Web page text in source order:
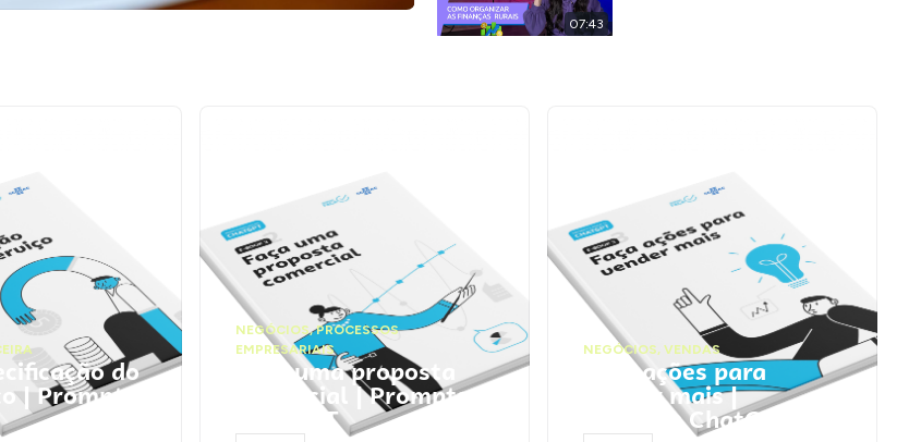
07:43
do
| Prompts
NEGÓCIOS,PROCESSOS
EMPRESARIAIS
Faça uma proposta
comercial | Prompts
ChatGPT
NEGÓCIOS, VENDAS
Faça ações para
vender mais |
Prompts ChatGPT